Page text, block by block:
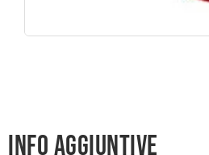
Info aggiuntive